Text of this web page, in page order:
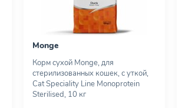
Monge
Корм сухой Monge, для
стерилизованных кошек, с уткой,
Cat Speciality Line Monoprotein
Sterilised, 10 кг